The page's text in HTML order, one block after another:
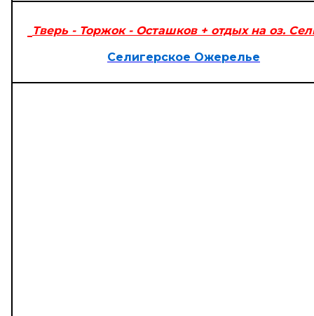
Тверь - Торжок - Осташков + отдых на оз.
Селигерское Ожерелье